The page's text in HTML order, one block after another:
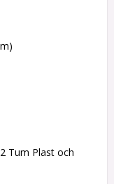
Tum Plast och